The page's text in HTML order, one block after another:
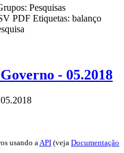
Pesquisas
PDF Etiquetas: balanço
- 05.2018
usando a API (veja Documentação